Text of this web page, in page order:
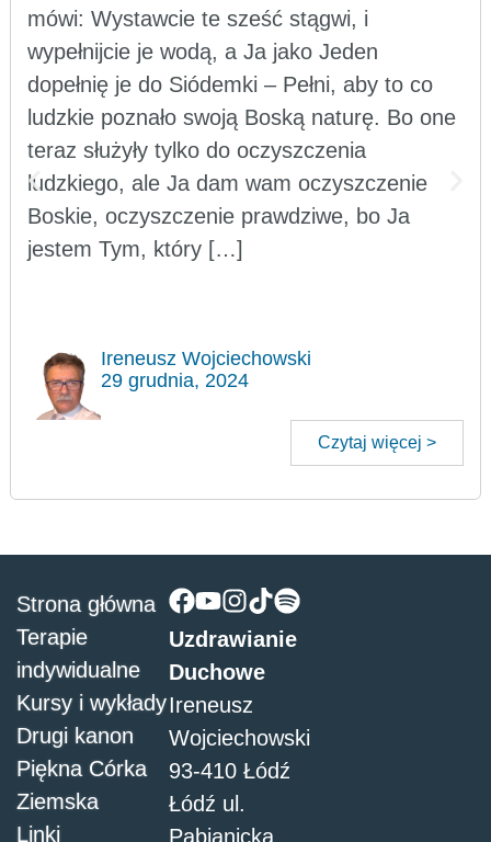
mówi: Wystawcie te sześć stągwi, i
wypełnijcie je wodą, a Ja jako Jeden
dopełnię je do Siódemki – Pełni, aby to co
ludzkie poznało swoją Boską naturę. Bo one
teraz służyły tylko do oczyszczenia
ludzkiego, ale Ja dam wam oczyszczenie
Boskie, oczyszczenie prawdziwe, bo Ja
jestem Tym, który […]
Ireneusz Wojciechowski
29 grudnia, 2024
Czytaj więcej >
Uzdrawianie
Duchowe
Ireneusz
Wojciechowski
93-410 Łódź
Łódź ul.
Pabianicka
Strona główna
Terapie
indywidualne
Kursy i wykłady
Drugi kanon
Piękna Córka
Ziemska
Linki